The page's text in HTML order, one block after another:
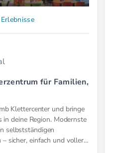
für Familien,
Klettercenter und bringe
in deine Region. Modernste
selbstständigen
sicher, einfach und voller